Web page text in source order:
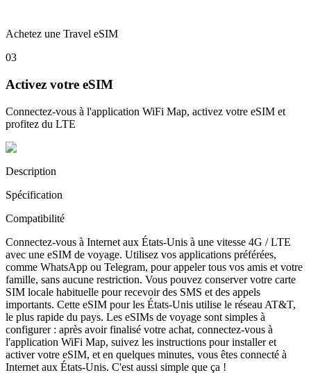
Achetez une Travel eSIM
03
Activez votre eSIM
Connectez-vous à l'application WiFi Map, activez votre eSIM et
profitez du LTE
Description
Spécification
Compatibilité
Connectez-vous à Internet aux États-Unis à une vitesse 4G / LTE
avec une eSIM de voyage. Utilisez vos applications préférées,
comme WhatsApp ou Telegram, pour appeler tous vos amis et votre
famille, sans aucune restriction. Vous pouvez conserver votre carte
SIM locale habituelle pour recevoir des SMS et des appels
importants. Cette eSIM pour les États-Unis utilise le réseau AT&T,
le plus rapide du pays. Les eSIMs de voyage sont simples à
configurer : après avoir finalisé votre achat, connectez-vous à
l'application WiFi Map, suivez les instructions pour installer et
activer votre eSIM, et en quelques minutes, vous êtes connecté à
Internet aux États-Unis. C'est aussi simple que ça !